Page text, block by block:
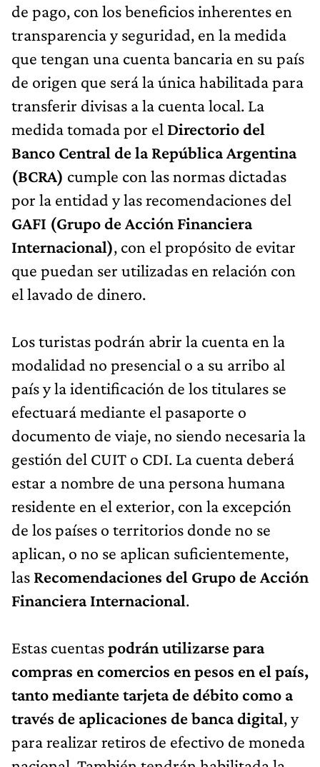
de pago, con los beneficios inherentes en
transparencia y seguridad, en la medida
que tengan una cuenta bancaria en su país
de origen que será la única habilitada para
transferir divisas a la cuenta local. La
medida tomada por el Directorio del
Banco Central de la República Argentina
(BCRA) cumple con las normas dictadas
por la entidad y las recomendaciones del
GAFI (Grupo de Acción Financiera
Internacional), con el propósito de evitar
que puedan ser utilizadas en relación con
el lavado de dinero.
Los turistas podrán abrir la cuenta en la
modalidad no presencial o a su arribo al
país y la identificación de los titulares se
efectuará mediante el pasaporte o
documento de viaje, no siendo necesaria la
gestión del CUIT o CDI. La cuenta deberá
estar a nombre de una persona humana
residente en el exterior, con la excepción
de los países o territorios donde no se
aplican, o no se aplican suficientemente,
las Recomendaciones del Grupo de Acción
Financiera Internacional.
Estas cuentaspodrán utilizarse para
compras en comercios en pesos en el país,
tanto mediante tarjeta de débito como a
través de aplicaciones de banca digital, y
para realizar retiros de efectivo de moneda